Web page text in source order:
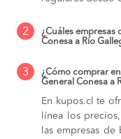
2
¿Cuáles empresas
Conesa a Río
3
¿Cómo comprar
General Conesa a
En kupos.cl te
línea los
las empresas de